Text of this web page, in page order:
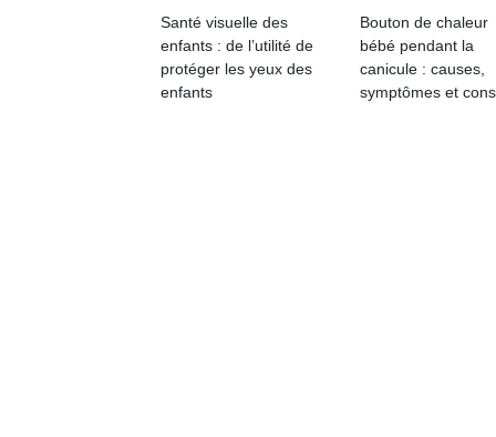
Santé visuelle des
enfants : de l’utilité de
protéger les yeux des
enfants
Bouton de chaleur
bébé pendant la
canicule : causes,
symptômes et
physique
ou
apprentissage…